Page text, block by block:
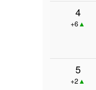
4
+6▲
5
+2 ▲